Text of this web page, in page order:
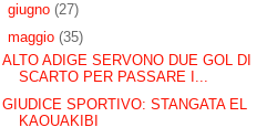
giugno (27)
maggio (35)
ALTO ADIGE SERVONO DUE GOL DI
SCARTO PER PASSARE I...
GIUDICE SPORTIVO: STANGATA EL
KAOUAKIBI